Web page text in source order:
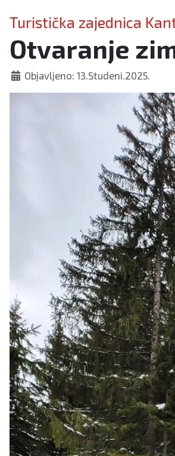
Turistička zajednica
Otvaranje
Objavljeno: 13.Studeni.2025.